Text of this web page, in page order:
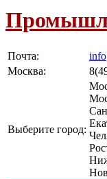
Почта:
Москва:
Выберите город: